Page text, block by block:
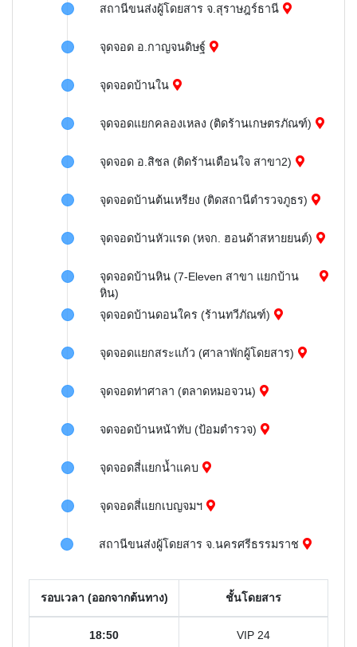
สถานีขนส่งผู้โดยสาร จ.สุราษฎร์ธานี
จุดจอด อ.กาญจนดิษฐ์
จุดจอดบ้านใน
จุดจอดแยกคลองเหลง (ติดร้านเกษตรภัณฑ์)
จุดจอด อ.สิชล (ติดร้านเตือนใจ สาขา2)
จุดจอดบ้านต้นเหรียง (ติดสถานีตำรวจภูธร)
จุดจอดบ้านหัวแรด (หจก. ฮอนด้าสหายยนต์)
จุดจอดบ้านหิน (7-Eleven สาขา แยกบ้าน
หิน)
จุดจอดบ้านดอนใคร (ร้านทวีภัณฑ์)
จุดจอดแยกสระแก้ว (ศาลาพักผู้โดยสาร)
จุดจอดท่าศาลา (ตลาดหมอจวน)
จดจอดบ้านหน้าทับ (ป้อมตำรวจ)
จุดจอดสี่แยกน้ำแคบ
จุดจอดสี่แยกเบญจมฯ
สถานีขนส่งผู้โดยสาร จ.นครศรีธรรมราช
รอบเวลา (ออกจากต้นทาง) ชั้นโดยสาร
18:50 VIP 24